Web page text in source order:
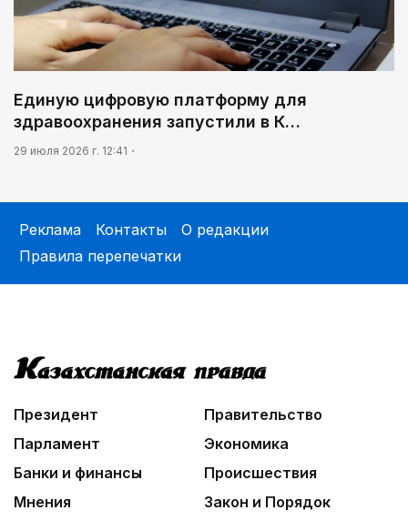
Единую цифровую платформу для
здравоохранения запустили в К…
29 июля 2026 г. 12:41
Реклама Контакты
О редакции
Правила перепечатки
Президент
Правительство
Парламент
Экономика
Банки и финансы
Происшествия
Мнения
Закон и Порядок